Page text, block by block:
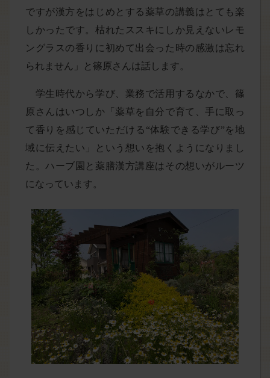
ですが漢方をはじめとする薬草の講義はとても楽
しかったです。枯れたススキにしか見えないレモ
ングラスの香りに初めて出会った時の感激は忘れ
られません」と篠原さんは話します。
学生時代から学び、業務で活用するなかで、篠
原さんはいつしか「薬草を自分で育て、手に取っ
て香りを感じていただける“体験できる学び”を地
域に伝えたい」という想いを抱くようになりまし
た。ハーブ園と薬膳漢方講座はその想いがルーツ
になっています。